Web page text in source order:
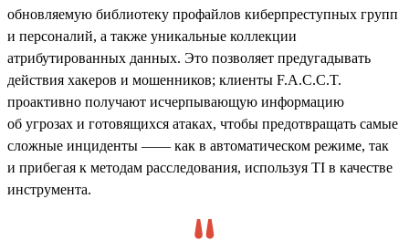
обновляемую библиотеку профайлов киберпреступных групп
и персоналий, а также уникальные коллекции
атрибутированных данных. Это позволяет предугадывать
действия хакеров и мошенников; клиенты F.A.C.C.T.
проактивно получают исчерпывающую информацию
об угрозах и готовящихся атаках, чтобы предотвращать самые
сложные инциденты —— как в автоматическом режиме, так
и прибегая к методам расследования, используя TI в качестве
инструмента.